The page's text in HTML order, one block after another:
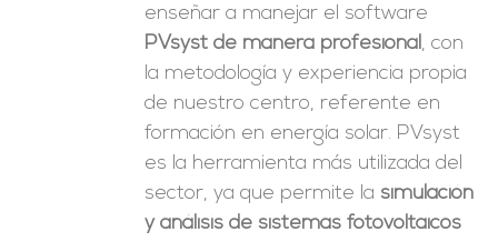
enseñar a manejar el software
PVsyst de manera profesional, con
la metodología y experiencia propia
de nuestro centro, referente en
formación en energía solar. PVsyst
es la herramienta más utilizada del
sector, ya que permite la simulación
y análisis de sistemas fotovoltaicos